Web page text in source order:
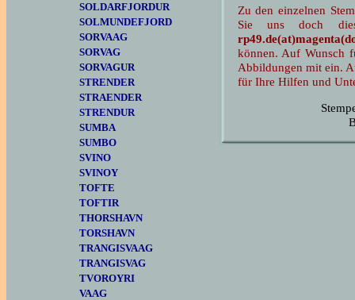
SOLDARFJORDUR
SOLMUNDEFJORD
SORVAAG
SORVAG
SORVAGUR
STRENDER
STRAENDER
STRENDUR
SUMBA
SUMBO
SVINO
SVINOY
TOFTE
TOFTIR
THORSHAVN
TORSHAVN
TRANGISVAAG
TRANGISVAG
TVOROYRI
VAAG
Zu den einzelnen
Sie uns doch
können. Auf Wunsch
Abbildungen mit ein.
für Ihre Hilfen und